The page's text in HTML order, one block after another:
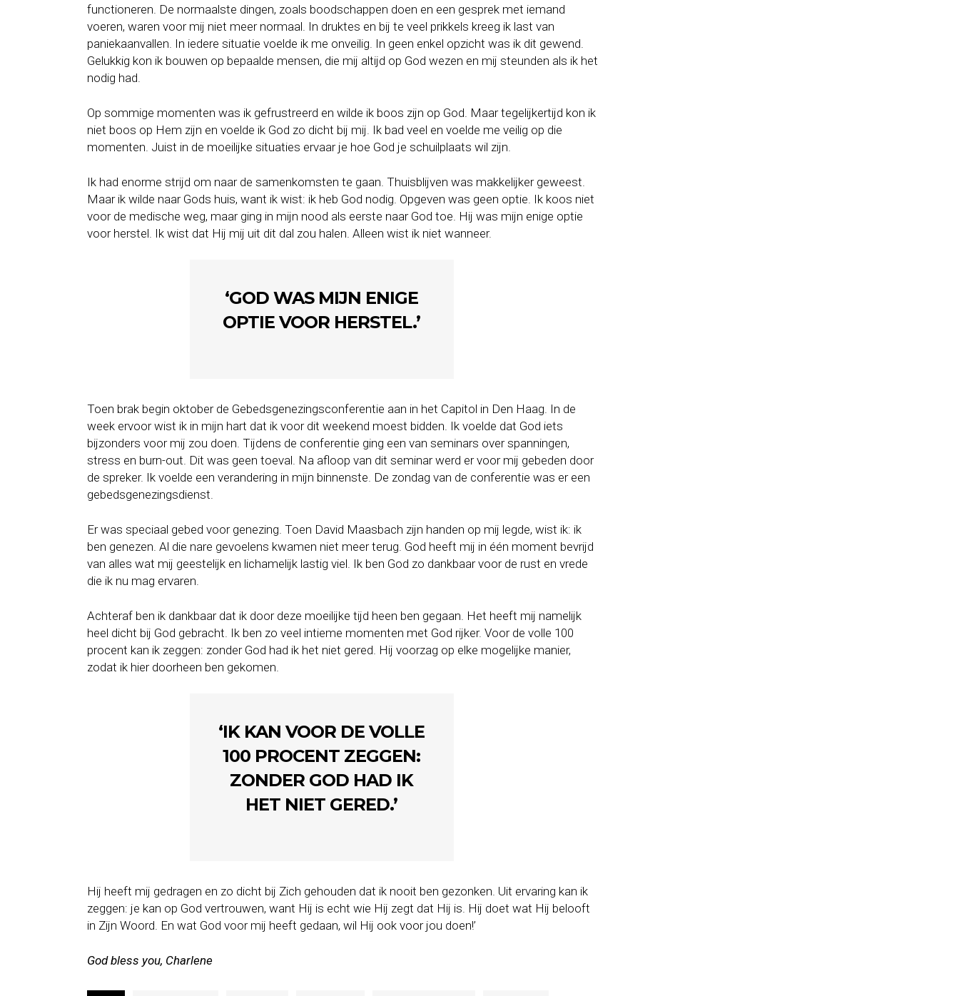
functioneren. De normaalste dingen, zoals boodschappen doen en een gesprek met iemand
voeren, waren voor mij niet meer normaal. In druktes en bij te veel prikkels kreeg ik last van
paniekaanvallen. In iedere situatie voelde ik me onveilig. In geen enkel opzicht was ik dit gewend.
Gelukkig kon ik bouwen op bepaalde mensen, die mij altijd op God wezen en mij steunden als ik het
nodig had.
Op sommige momenten was ik gefrustreerd en wilde ik boos zijn op God. Maar tegelijkertijd kon ik
niet boos op Hem zijn en voelde ik God zo dicht bij mij. Ik bad veel en voelde me veilig op die
momenten. Juist in de moeilijke situaties ervaar je hoe God je schuilplaats wil zijn.
Ik had enorme strijd om naar de samenkomsten te gaan. Thuisblijven was makkelijker geweest.
Maar ik wilde naar Gods huis, want ik wist: ik heb God nodig. Opgeven was geen optie. Ik koos niet
voor de medische weg, maar ging in mijn nood als eerste naar God toe. Hij was mijn enige optie
voor herstel. Ik wist dat Hij mij uit dit dal zou halen. Alleen wist ik niet wanneer.
‘GOD WAS MIJN ENIGE
OPTIE VOOR HERSTEL.’
Toen brak begin oktober de Gebedsgenezingsconferentie aan in het Capitol in Den Haag. In de
week ervoor wist ik in mijn hart dat ik voor dit weekend moest bidden. Ik voelde dat God iets
bijzonders voor mij zou doen. Tijdens de conferentie ging een van seminars over spanningen,
stress en burn-out. Dit was geen toeval. Na afloop van dit seminar werd er voor mij gebeden door
de spreker. Ik voelde een verandering in mijn binnenste. De zondag van de conferentie was er een
gebedsgenezingsdienst.
Er was speciaal gebed voor genezing. Toen David Maasbach zijn handen op mij legde, wist ik: ik
ben genezen. Al die nare gevoelens kwamen niet meer terug. God heeft mij in één moment bevrijd
van alles wat mij geestelijk en lichamelijk lastig viel. Ik ben God zo dankbaar voor de rust en vrede
die ik nu mag ervaren.
Achteraf ben ik dankbaar dat ik door deze moeilijke tijd heen ben gegaan. Het heeft mij namelijk
heel dicht bij God gebracht. Ik ben zo veel intieme momenten met God rijker. Voor de volle 100
procent kan ik zeggen: zonder God had ik het niet gered. Hij voorzag op elke mogelijke manier,
zodat ik hier doorheen ben gekomen.
‘IK KAN VOOR DE VOLLE
100 PROCENT ZEGGEN:
ZONDER GOD HAD IK
HET NIET GERED.’
Hij heeft mij gedragen en zo dicht bij Zich gehouden dat ik nooit ben gezonken. Uit ervaring kan ik
zeggen: je kan op God vertrouwen, want Hij is echt wie Hij zegt dat Hij is. Hij doet wat Hij belooft
in Zijn Woord. En wat God voor mij heeft gedaan, wil Hij ook voor jou doen!’
God bless you, Charlene